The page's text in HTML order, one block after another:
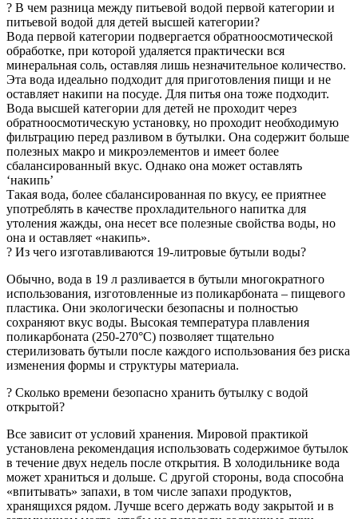
? В чем разница между питьевой водой первой категории и
питьевой водой для детей высшей категории?
Вода первой категории подвергается обратноосмотической
обработке, при которой удаляется практически вся
минеральная соль, оставляя лишь незначительное количество.
Эта вода идеально подходит для приготовления пищи и не
оставляет накипи на посуде. Для питья она тоже подходит.
Вода высшей категории для детей не проходит через
обратноосмотическую установку, но проходит необходимую
фильтрацию перед разливом в бутылки. Она содержит больше
полезных макро и микроэлементов и имеет более
сбалансированный вкус. Однако она может оставлять
‘накипь’
Такая вода, более сбалансированная по вкусу, ее приятнее
употреблять в качестве прохладительного напитка для
утоления жажды, она несет все полезные свойства воды, но
она и оставляет «накипь».
? Из чего изготавливаются 19-литровые бутыли воды?
Обычно, вода в 19 л разливается в бутыли многократного
использования, изготовленные из поликарбоната – пищевого
пластика. Они экологически безопасны и полностью
сохраняют вкус воды. Высокая температура плавления
поликарбоната (250-270°C) позволяет тщательно
стерилизовать бутыли после каждого использования без риска
изменения формы и структуры материала.
? Сколько времени безопасно хранить бутылку c водой
открытой?
Все зависит от условий хранения. Мировой практикой
установлена рекомендация использовать содержимое бутылок
в течение двух недель после открытия. В холодильнике вода
может храниться и дольше. С другой стороны, вода способна
«впитывать» запахи, в том числе запахи продуктов,
хранящихся рядом. Лучше всего держать воду закрытой и в